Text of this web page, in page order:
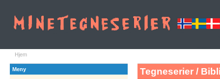
Hjem
Meny Tegneserier /